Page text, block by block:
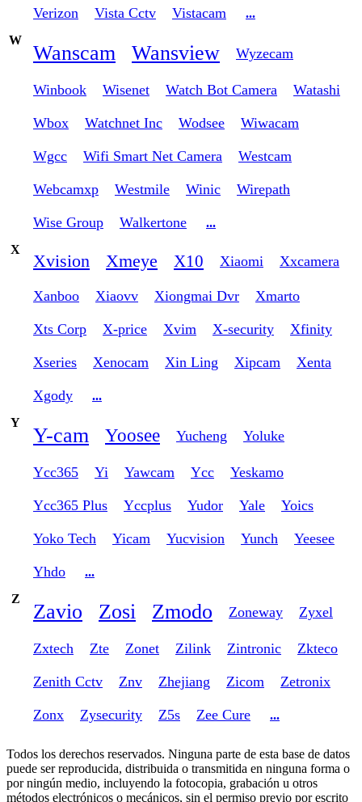
Verizon Vista Cctv Vistacam
...
W
Wanscam Wansview Wyzecam
Winbook Wisenet Watch Bot Camera Watashi
Wbox Watchnet Inc Wodsee Wiwacam
Wgcc Wifi Smart Net Camera Westcam
Webcamxp Westmile Winic Wirepath
Wise Group Walkertone
...
X
Xvision Xmeye X10 Xiaomi Xxcamera
Xanboo Xiaovv Xiongmai Dvr Xmarto
Xts Corp X-price Xvim X-security Xfinity
Xseries Xenocam Xin Ling Xipcam Xenta
Xgody
...
Y
Y-cam Yoosee Yucheng Yoluke
Ycc365 Yi Yawcam Ycc Yeskamo
Ycc365 Plus Yccplus Yudor Yale Yoics
Yoko Tech Yicam Yucvision Yunch Yeesee
Yhdo
...
Z
Zavio Zosi Zmodo Zoneway Zyxel
Zxtech Zte Zonet Zilink Zintronic Zkteco
Zenith Cctv Znv Zhejiang Zicom Zetronix
Zonx Zysecurity Z5s Zee Cure ...
Todos los derechos reservados. Ninguna parte de esta base de datos
puede ser reproducida, distribuida o transmitida en ninguna forma o
por ningún medio, incluyendo la fotocopia, grabación u otros
métodos electrónicos o mecánicos, sin el permiso previo por escrito